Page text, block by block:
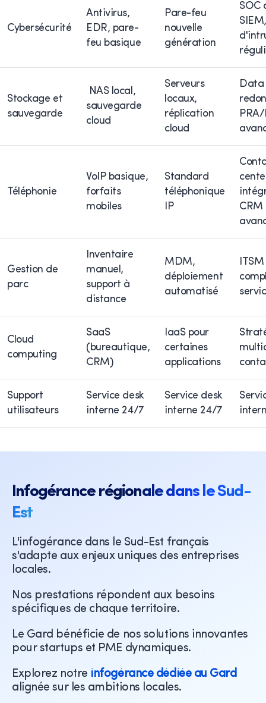
Cybersécurité
Antivirus,
EDR, pare-
feu basique
Pare-feu
nouvelle
génération
SOC
Stockage et
sauvegarde
NAS local,
sauvegarde
cloud
Serveurs
locaux,
réplication
cloud
Data
PRA/
Téléphonie
VoIP basique,
forfaits
mobiles
Standard
téléphonique
IP
CRM
Gestion de
parc
Inventaire
manuel,
support à
distance
MDM,
déploiement
automatisé
ITSM
Cloud
computing
SaaS
(bureautique,
CRM)
IaaS pour
certaines
applications
Support
utilisateurs
Service desk
interne 24/7
Service desk
interne 24/7
Infogérance régionale dans le Sud-
Est
L'infogérance dans le Sud-Est français
s'adapte aux enjeux uniques des entreprises
locales.
Nos prestations répondent aux besoins
spécifiques de chaque territoire.
Le Gard bénéficie de nos solutions innovantes
pour startups et PME dynamiques.
Explorez notre infogérance dédiée au Gard
alignée sur les ambitions locales.